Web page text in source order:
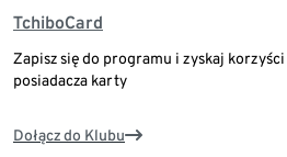
TchiboCard
Zapisz się do programu i zyskaj
posiadacza karty
Dołącz do Klubu